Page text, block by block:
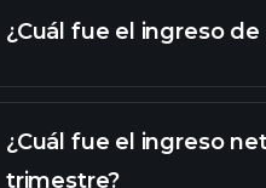
¿Cuál fue el ingreso
¿Cuál fue el ingreso
trimestre?